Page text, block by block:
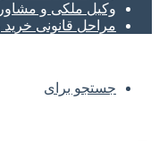
وکیل ملکی و
مراحل قانونی
جستجو برای